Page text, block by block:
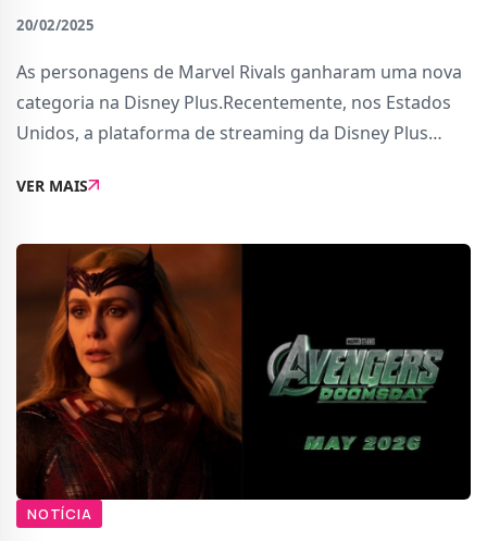
20/02/2025
As personagens de Marvel Rivals ganharam uma nova
categoria na Disney Plus.Recentemente, nos Estados
Unidos, a plataforma de streaming da Disney Plus
dedicada a um videojogo.O videojogo em questão é
VER MAIS
NOTÍCIA